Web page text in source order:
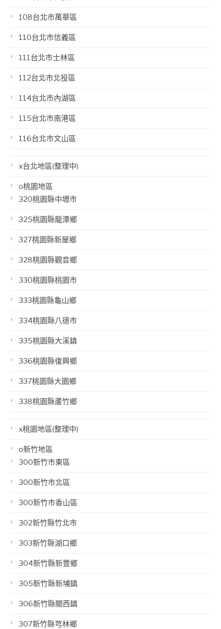
108台北市萬華區
110台北市信義區
111台北市士林區
112台北市北投區
114台北市內湖區
115台北市南港區
116台北市文山區
x台北地區(整理中)
o桃園地區
320桃園縣中壢市
325桃園縣龍潭鄉
327桃園縣新屋鄉
328桃園縣觀音鄉
330桃園縣桃園市
333桃園縣龜山鄉
334桃園縣八德市
335桃園縣大溪鎮
336桃園縣復興鄉
337桃園縣大園鄉
338桃園縣蘆竹鄉
x桃園地區(整理中)
o新竹地區
300新竹市東區
300新竹市北區
300新竹市香山區
302新竹縣竹北市
303新竹縣湖口鄉
304新竹縣新豐鄉
305新竹縣新埔鎮
306新竹縣關西鎮
307新竹縣芎林鄉